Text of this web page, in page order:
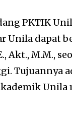
PKTIK
Unila dapat
Akt., M.M.,
Tujuannya
Unila